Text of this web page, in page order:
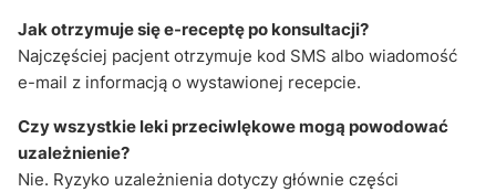
Jak otrzymuje się e-receptę po konsultacji?
Najczęściej pacjent otrzymuje kod SMS albo wiadomość
e-mail z informacją o wystawionej recepcie.
Czy wszystkie leki przeciwlękowe mogą powodować
uzależnienie?
Nie. Ryzyko uzależnienia dotyczy głównie części